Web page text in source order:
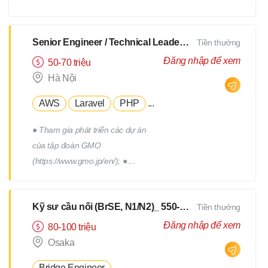
xây dựng thương hiệu tuyển
triển, quản lý đội ngũ Hr
Freelance của Devwork
Senior Engineer / Technical Leader - N2 Tiếng Nhật - Lương upto $3000
50-70 triệu
Hà Nội
AWS Laravel PHP ...
● Tham gia phát triển các dự án
của tập đoàn GMO
(https://www.gmo.jp/en/); ●
cùng với đội phát triển thuộc
phòng R&D của tập đoàn; ●
Phối hợp với các thành viên
Tiền thưởng
Đăng nhập để xem
Kỹ sư cầu nối (BrSE, N1/N2)_ 550-750Man
80-100 triệu
Osaka
Tiền thưởng
Đăng nhập để xem